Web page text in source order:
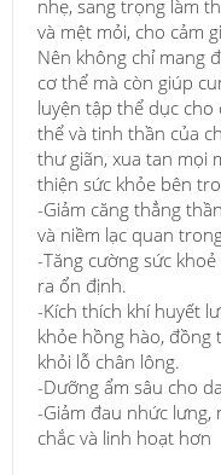
nhẹ, sang trọng làm
và mệt mỏi, cho cảm
Nên không chỉ mang
cơ thể mà còn giúp
luyện tập thể dục
thể và tinh thần của
thư giãn, xua tan mọi
thiện sức khỏe bên
-Giảm căng thẳng
và niềm lạc quan
-Tăng cường sức
ra ổn định.
-Kích thích khí huyết
khỏe hồng hào, đồng
khỏi lỗ chân lông.
-Dưỡng ẩm sâu cho
-Giảm đau nhức lưng,
chắc và linh hoạt hơn